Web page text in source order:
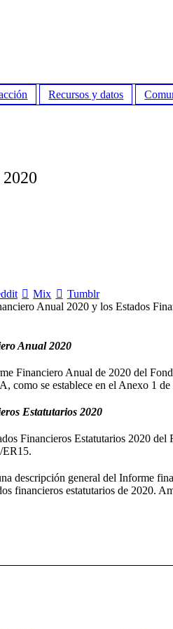
Recursos y datos
Mix
Tumblr
Anual 2020 y los Estados
Anual 2020
Financiero Anual de 2020 del
como se establece en el Anexo 1
Estatutarios 2020
Financieros Estatutarios 2020
ER15.
descripción general del Informe
financieros estatutarios de 2020.